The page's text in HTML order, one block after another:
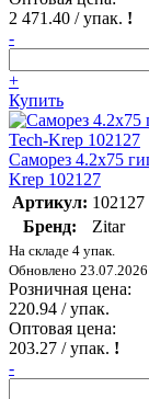
2 471.40 / упак. !
-
+
Купить
Саморез 4.2х75
Krep 102127
Артикул: 102127
Бренд:
Zitar
На складе 4 упак.
Обновлено 23.07.2026
Розничная цена:
220.94 / упак.
Оптовая цена:
203.27 / упак. !
-